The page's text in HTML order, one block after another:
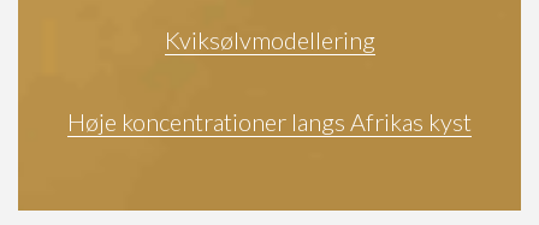
Kviksølvmodellering
Høje koncentrationer langs Afrikas kyst